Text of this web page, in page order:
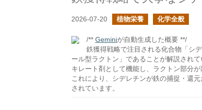
2026-07-20 植物栄養 化学全般
/** Geminiが自動生成した概要 **/
鉄獲得戦略で注目される化合物「シ
ール型ラクトン」であることが解説され
キレート剤として機能し、ラクトン部分
これにより、シデレチンが鉄の捕捉・還
されています。